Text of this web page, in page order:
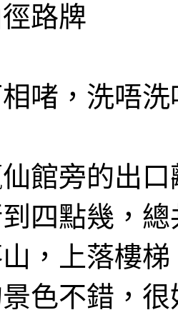
路牌
啫，洗唔
館旁的出口
四點幾，
，上落樓
色不錯，很